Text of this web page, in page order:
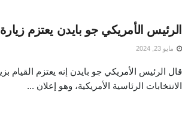
الرئيس الأمريكي جو بايدن يعتزم زيارة
مايو 23, 2024
قال الرئيس الأمريكي جو بايدن إنه يعتزم القيام
الانتخابات الرئاسية الأمريكية، وهو إعلان ...